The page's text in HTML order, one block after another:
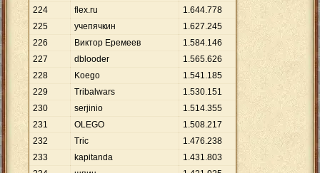
224
flex.ru 1.644.778
225
учепячкин 1.627.245
226
Виктор Еремеев 1.584.146
227
dblooder 1.565.626
228
Koego 1.541.185
229
Tribalwars 1.530.151
230
serjinio 1.514.355
231
OLEGO 1.508.217
232
Tric 1.476.238
233
kapitanda 1.431.803